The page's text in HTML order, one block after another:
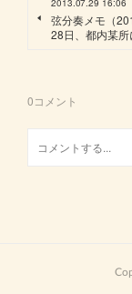
2013.07.29 16:06
弦分奏メモ（
28日、都内某所
0コメント